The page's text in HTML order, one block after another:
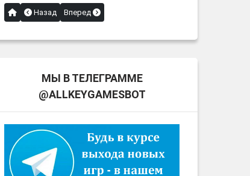
Назад Вперед
МЫ В ТЕЛЕГРАММЕ
@ALLKEYGAMESBOT